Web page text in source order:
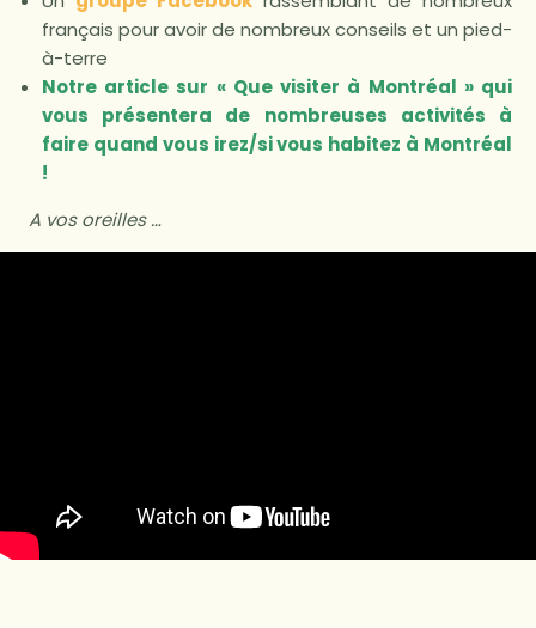
français pour avoir de nombreux conseils et un pied-
à-terre
Notre article sur « Que visiter à Montréal » qui
vous présentera de nombreuses activités à
faire quand vous irez/si vous habitez à Montréal
!
A vos oreilles …